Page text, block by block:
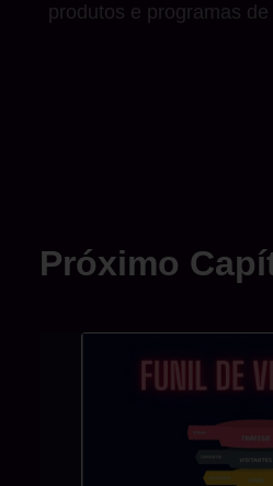
produtos e programas de
Próximo